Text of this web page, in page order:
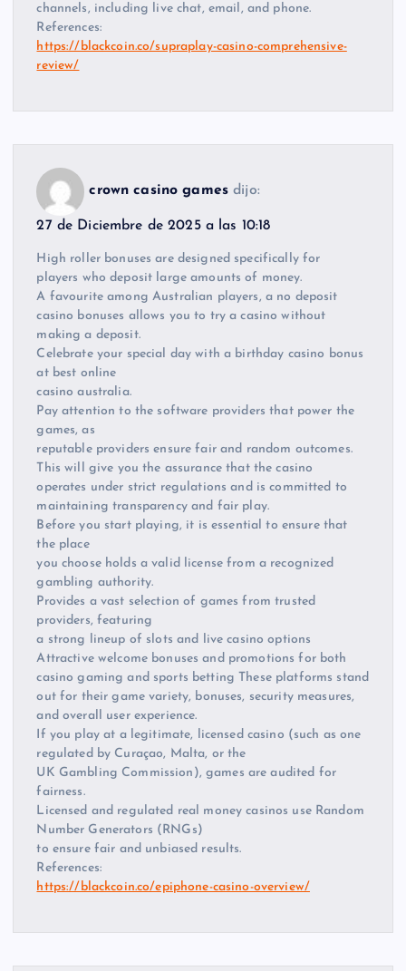
channels, including live chat, email, and phone.
References:
https://blackcoin.co/supraplay-casino-comprehensive-
review/
crown casino games dijo:
27 de Diciembre de 2025 a las 10:18
High roller bonuses are designed specifically for
players who deposit large amounts of money.
A favourite among Australian players, a no deposit
casino bonuses allows you to try a casino without
making a deposit.
Celebrate your special day with a birthday casino bonus
at best online
casino australia.
Pay attention to the software providers that power the
games, as
reputable providers ensure fair and random outcomes.
This will give you the assurance that the casino
operates under strict regulations and is committed to
maintaining transparency and fair play.
Before you start playing, it is essential to ensure that
the place
you choose holds a valid license from a recognized
gambling authority.
Provides a vast selection of games from trusted
providers, featuring
a strong lineup of slots and live casino options
Attractive welcome bonuses and promotions for both
casino gaming and sports betting These platforms stand
out for their game variety, bonuses, security measures,
and overall user experience.
If you play at a legitimate, licensed casino (such as one
regulated by Curaçao, Malta, or the
UK Gambling Commission), games are audited for
fairness.
Licensed and regulated real money casinos use Random
Number Generators (RNGs)
to ensure fair and unbiased results.
References:
https://blackcoin.co/epiphone-casino-overview/